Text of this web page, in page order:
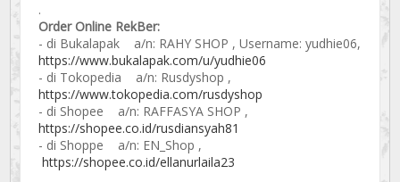
.
Order Online RekBer:
- di Bukalapak a/n: RAHY SHOP , Username: yudhie06,
https://www.bukalapak.com/u/yudhie06
- di Tokopedia a/n: Rusdyshop ,
https://www.tokopedia.com/rusdyshop
- di Shopee a/n: RAFFASYA SHOP ,
https://shopee.co.id/rusdiansyah81
- di Shoppe a/n: EN_Shop ,
https://shopee.co.id/ellanurlaila23